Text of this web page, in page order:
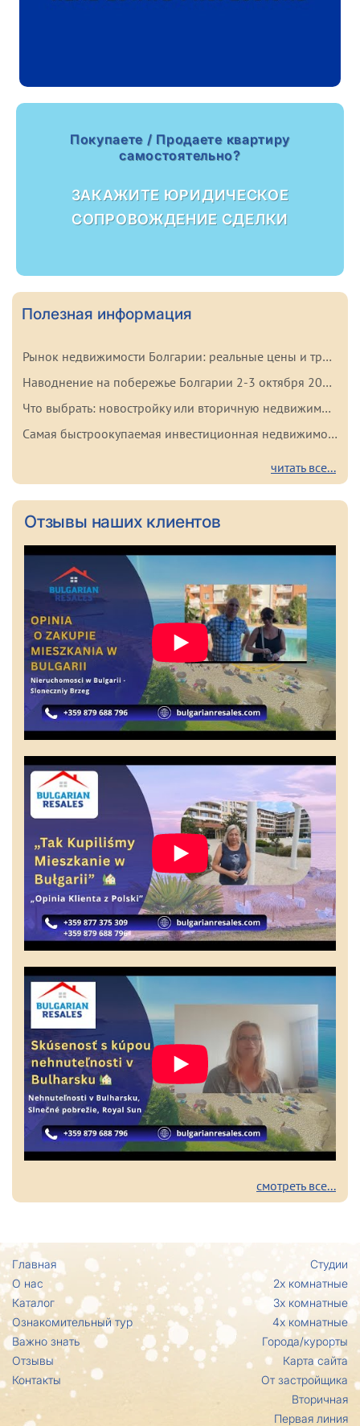
Покупаете / Продаете квартиру
самостоятельно?
ЗАКАЖИТЕ ЮРИДИЧЕСКОЕ
СОПРОВОЖДЕНИЕ СДЕЛКИ
Полезная информация
Рынок недвижимости Болгарии: реальные цены и тренды начала 2026 года
Наводнение на побережье Болгарии 2-3 октября 2025: важные факты для покупателей
Что выбрать: новостройку или вторичную недвижимость в Болгарии? Плюсы и минусы каждого варианта
Самая быстроокупаемая инвестиционная недвижимость в Болгарии
читать все...
Отзывы наших клиентов
смотреть все...
Главная
О нас
Каталог
Ознакомительный тур
Важно знать
Отзывы
Контакты
Студии
2х комнатные
3х комнатные
4х комнатные
Города/курорты
Карта сайта
От застройщика
Вторичная
Первая линия